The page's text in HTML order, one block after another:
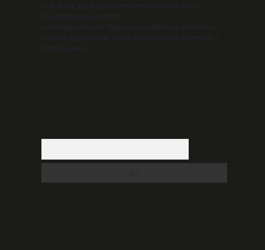
Hukuka ve yasal düzenlemelere aykırı olduğunu
düşündüğünüz içerikleri,
backlinkpanelicomtr@gmail.com adresine bildirmeniz
halinde, ilgili içerikler yasal süre içerisinde sitemizden
kaldırılacaktır.